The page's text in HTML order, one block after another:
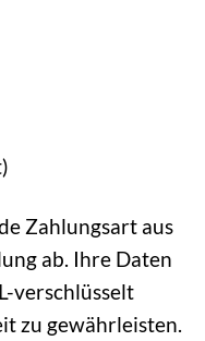
Zahlungsart aus
ab. Ihre Daten
verschlüsselt
zu gewährleisten.